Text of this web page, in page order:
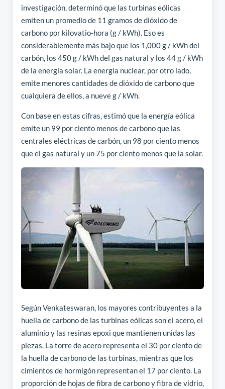
investigación, determinó que las turbinas eólicas
emiten un promedio de 11 gramos de dióxido de
carbono por kilovatio-hora (g / kWh). Eso es
considerablemente más bajo que los 1,000 g / kWh del
carbón, los 450 g / kWh del gas natural y los 44 g / kWh
de la energía solar. La energía nuclear, por otro lado,
emite menores cantidades de dióxido de carbono que
cualquiera de ellos, a nueve g / kWh.
Con base en estas cifras, estimó que la energía eólica
emite un 99 por ciento menos de carbono que las
centrales eléctricas de carbón, un 98 por ciento menos
que el gas natural y un 75 por ciento menos que la solar.
Según Venkateswaran, los mayores contribuyentes a la
huella de carbono de las turbinas eólicas son el acero, el
aluminio y las resinas epoxi que mantienen unidas las
piezas. La torre de acero representa el 30 por ciento de
la huella de carbono de las turbinas, mientras que los
cimientos de hormigón representan el 17 por ciento. La
proporción de hojas de fibra de carbono y fibra de vidrio,